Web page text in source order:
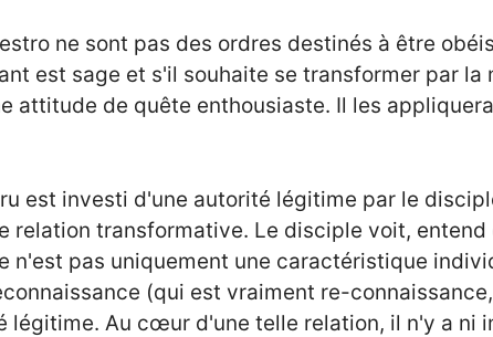
ne sont pas des ordres destinés à être
est sage et s'il souhaite se transformer par
attitude de quête enthousiaste. Il les
est investi d'une autorité légitime par le
relation transformative. Le disciple voit,
n'est pas uniquement une caractéristique
(qui est vraiment re-connaissance,
légitime. Au cœur d'une telle relation, il n'y a ni